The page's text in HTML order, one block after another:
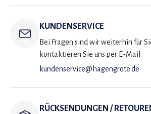
KUNDENSERVICE
Bei Fragen sind wir weiterhin für
kontaktieren Sie uns per E-Mail:
kundenservice@hagengrote.de
RÜCKSENDUNGEN /